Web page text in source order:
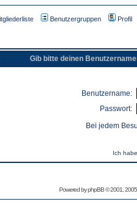
Benutzergruppen Profil
Gib bitte deinen
Benutzername:
Passwort:
Bei jedem
Ich
Powered byphpBB© 2001,